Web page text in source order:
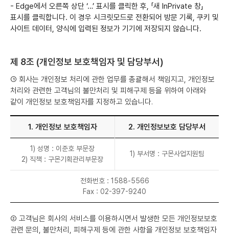
- Edge에서 오른쪽 상단 ‘…’ 표시를 클릭한 후, 「새 InPrivate 창」
표시를 클릭합니다. 이 경우 시크릿모드로 전환되어 방문 기록, 쿠키 및
사이트 데이터, 양식에 입력된 정보가 기기에 저장되지 않습니다.
제 8조 (개인정보 보호책임자 및 담당부서)
① 회사는 개인정보 처리에 관한 업무를 총괄해서 책임지고, 개인정보
처리와 관련한 고객님의 불만처리 및 피해구제 등을 위하여 아래와
같이 개인정보 보호책임자를 지정하고 있습니다.
1. 개인정보 보호책임자 2. 개인정보보호 담당부서
1) 성명 : 이준호 부문장
2) 직책 : 구몬기획관리부문장
1) 부서명 : 구몬사업지원팀
전화번호 : 1588-5566
Fax : 02-397-9240
② 고객님은 회사의 서비스를 이용하시면서 발생한 모든 개인정보보호
관련 문의, 불만처리, 피해구제 등에 관한 사항을 개인정보 보호책임자